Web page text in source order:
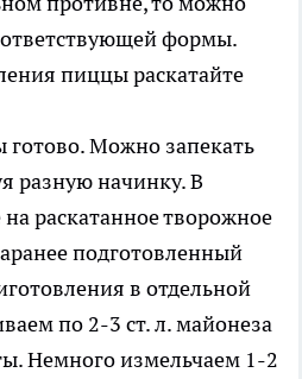
формы.
готово. Можно запекать
разную начинку. В
раскатанное творожное
подготовленный
в отдельной
по 2-3 ст. л. майонеза
Немного измельчаем 1-2